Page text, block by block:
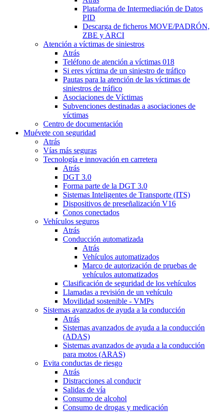
Plataforma de Intermediación de Datos
PID
Descarga de ficheros MOVE/PADRÓN,
ZBE y ARCI
Atención a víctimas de siniestros
Atrás
Teléfono de atención a víctimas 018
Si eres víctima de un siniestro de tráfico
Pautas para la atención de las víctimas de
siniestros de tráfico
Asociaciones de Víctimas
Subvenciones destinadas a asociaciones de
víctimas
Centro de documentación
Muévete con seguridad
Atrás
Vías más seguras
Tecnología e innovación en carretera
Atrás
DGT 3.0
Forma parte de la DGT 3.0
Sistemas Inteligentes de Transporte (ITS)
Dispositivos de preseñalización V16
Conos conectados
Vehículos seguros
Atrás
Conducción automatizada
Atrás
Vehículos automatizados
Marco de autorización de pruebas de
vehículos automatizados
Clasificación de seguridad de los vehículos
Llamadas a revisión de un vehículo
Movilidad sostenible - VMPs
Sistemas avanzados de ayuda a la conducción
Atrás
Sistemas avanzados de ayuda a la conducción
(ADAS)
Sistemas avanzados de ayuda a la conducción
para motos (ARAS)
Evita conductas de riesgo
Atrás
Distracciones al conducir
Salidas de vía
Consumo de alcohol
Consumo de drogas y medicación